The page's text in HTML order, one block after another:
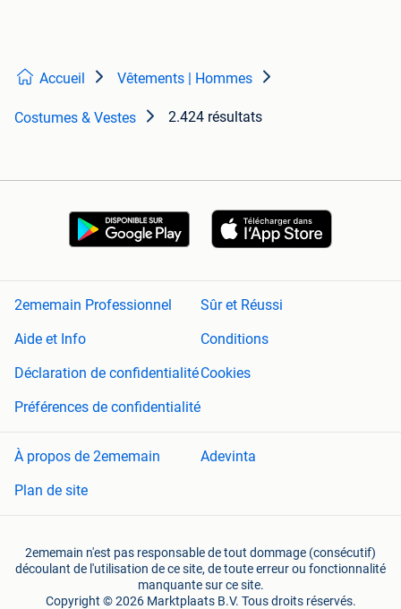
Accueil Vêtements | Hommes
Costumes & Vestes 2.424 résultats
2ememain Professionnel
Sûr et Réussi
Aide et Info
Conditions
Déclaration de confidentialitéCookies
Préférences de confidentialité
À propos de 2ememain
Adevinta
Plan de site
2ememain n'est pas responsable de tout dommage (consécutif)
découlant de l'utilisation de ce site, de toute erreur ou fonctionnalité
manquante sur ce site.
Copyright © 2026 Marktplaats B.V. Tous droits réservés.